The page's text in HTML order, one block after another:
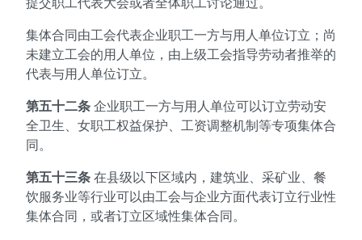
集体合同由工会代表企业职工一方与用人单位订立；尚
未建立工会的用人单位，由上级工会指导劳动者推举的
代表与用人单位订立。
第五十二条 企业职工一方与用人单位可以订立劳动安
全卫生、女职工权益保护、工资调整机制等专项集体合
同。
第五十三条 在县级以下区域内，建筑业、采矿业、餐
饮服务业等行业可以由工会与企业方面代表订立行业性
集体合同，或者订立区域性集体合同。